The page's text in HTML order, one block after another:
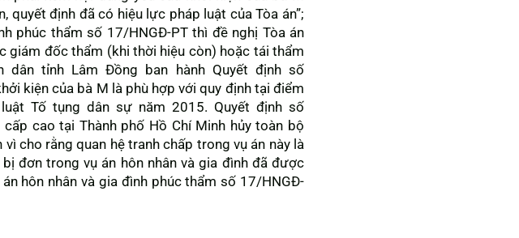
định đã có hiệu lực pháp luật của Tòa án”;
phúc thẩm số 17/HNGĐ-PT thì đề nghị Tòa án
giám đốc thẩm (khi thời hiệu còn) hoặc tái thẩm
dân tỉnh Lâm Đồng ban hành Quyết định số
kiện của bà M là phù hợp với quy định tại điểm
Tố tụng dân sự năm 2015. Quyết định số
cao tại Thành phố Hồ Chí Minh hủy toàn bộ
cho rằng quan hệ tranh chấp trong vụ án này là
đơn trong vụ án hôn nhân và gia đình đã được
hôn nhân và gia đình phúc thẩm số 17/HNGĐ-